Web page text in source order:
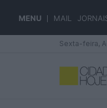
MENU MAIL
Sexta-feira,